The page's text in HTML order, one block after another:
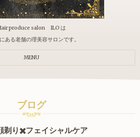
produce salon ILO は
ある老舗の理美容サロンです。
MENU
ブログ
剃り✖️フェイシャルケア